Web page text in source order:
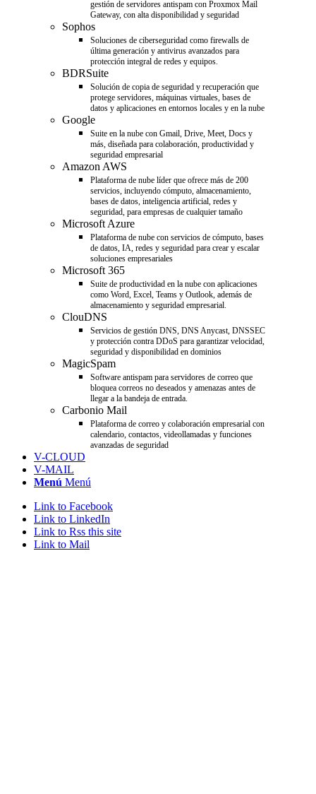
gestión de servidores antispam con Proxmox Mail
Gateway, con alta disponibilidad y seguridad
Sophos
Soluciones de ciberseguridad como firewalls de
última generación y antivirus avanzados para
protección integral de redes y equipos.
BDRSuite
Solución de copia de seguridad y recuperación que
protege servidores, máquinas virtuales, bases de
datos y aplicaciones en entornos locales y en la nube
Google
Suite en la nube con Gmail, Drive, Meet, Docs y
más, diseñada para colaboración, productividad y
seguridad empresarial
Amazon AWS
Plataforma de nube líder que ofrece más de 200
servicios, incluyendo cómputo, almacenamiento,
bases de datos, inteligencia artificial, redes y
seguridad, para empresas de cualquier tamaño
Microsoft Azure
Plataforma de nube con servicios de cómputo, bases
de datos, IA, redes y seguridad para crear y escalar
soluciones empresariales
Microsoft 365
Suite de productividad en la nube con aplicaciones
como Word, Excel, Teams y Outlook, además de
almacenamiento y seguridad empresarial.
ClouDNS
Servicios de gestión DNS, DNS Anycast, DNSSEC
y protección contra DDoS para garantizar velocidad,
seguridad y disponibilidad en dominios
MagicSpam
Software antispam para servidores de correo que
bloquea correos no deseados y amenazas antes de
llegar a la bandeja de entrada.
Carbonio Mail
Plataforma de correo y colaboración empresarial con
calendario, contactos, videollamadas y funciones
avanzadas de seguridad
V-CLOUD
V-MAIL
Menú Menú
Link to Facebook
Link to LinkedIn
Link to Rss this site
Link to Mail